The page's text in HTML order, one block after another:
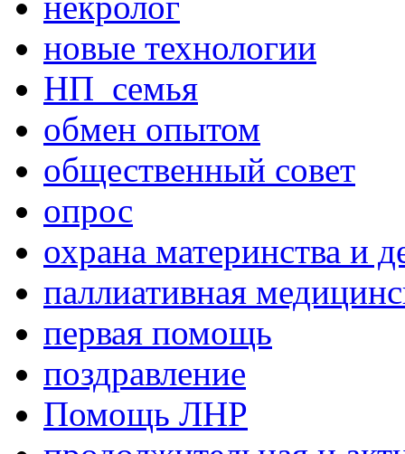
новые технологии
НП_семья
обмен опытом
общественный совет
опрос
охрана материнства и
паллиативная
первая помощь
поздравление
Помощь ЛНР